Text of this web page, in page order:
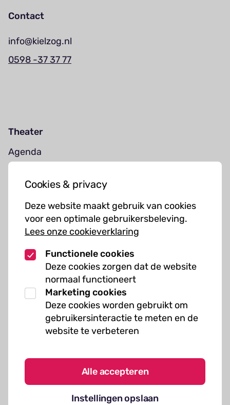
Cookies & privacy
Deze website maakt gebruik van cookies
voor een optimale gebruikersbeleving.
Lees onze cookieverklaring
Functionele cookies
Deze cookies zorgen dat de website
normaal functioneert
Marketing cookies
Deze cookies worden gebruikt om
gebruikersinteractie te meten en de
website te verbeteren
Alle accepteren
Instellingen opslaan
Contact
info@kielzog.nl
0598 -37 37 77
Theater
Agenda
Muziekcursussen
Kunst cursussen
Over ons
Organisatie
Werken bij Kielzog
Veelgestelde vragen
Algemene voorwaarden